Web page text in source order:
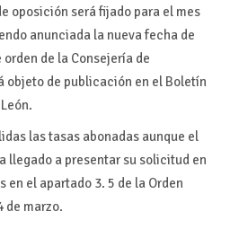
oposición será fijado para el mes
anunciada la nueva fecha de
de la Consejería de
objeto de publicación en el Boletín
las tasas abonadas aunque el
llegado a presentar su solicitud en
en el apartado 3. 5 de la Orden
de marzo.